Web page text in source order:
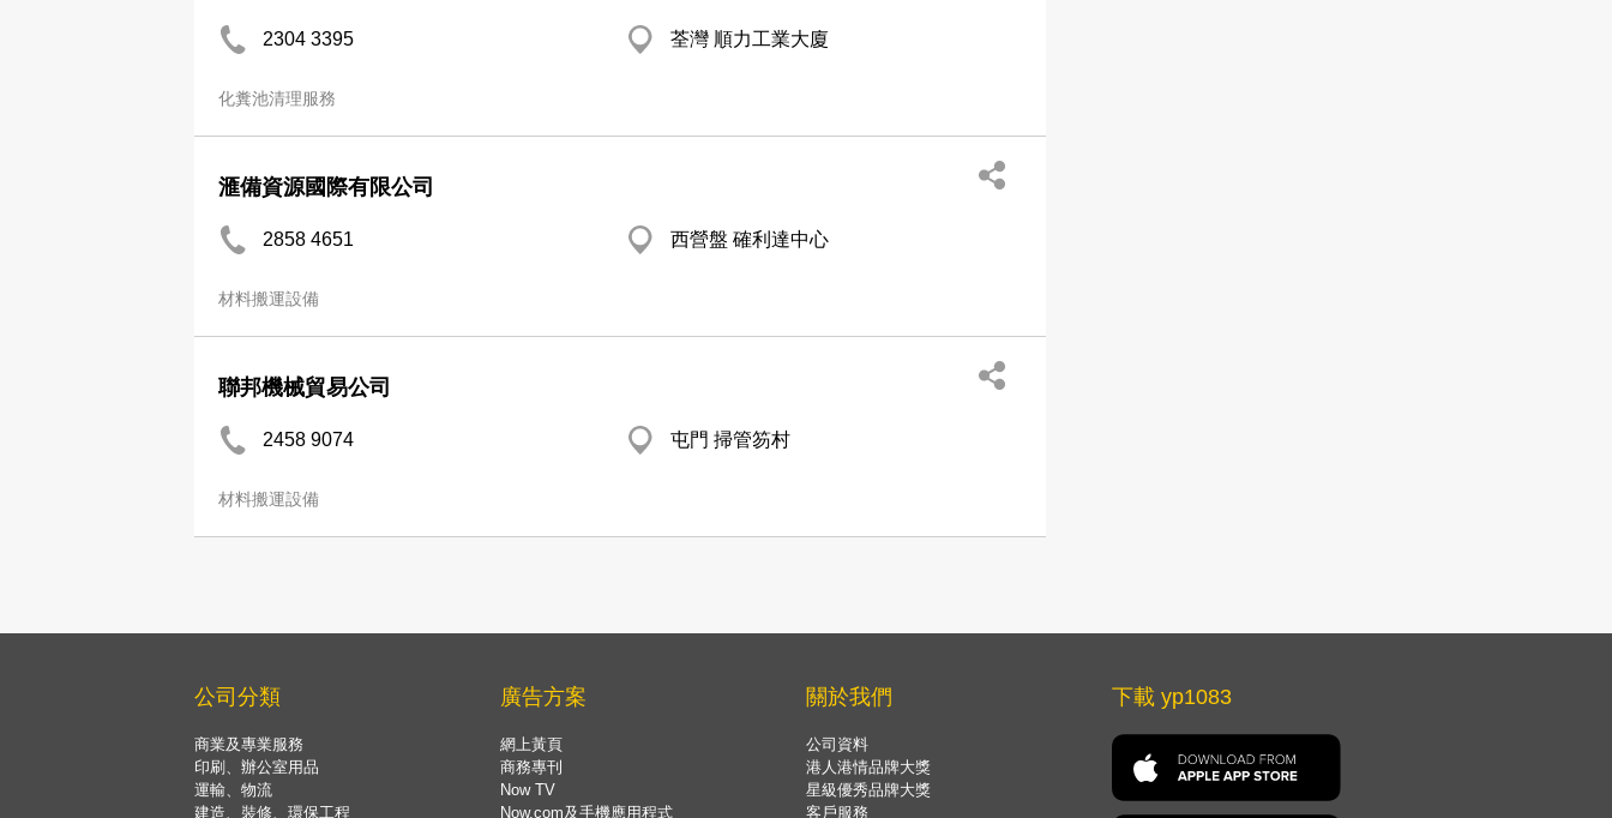
2304 3395 荃灣 順力工業大廈
化糞池清理服務
滙備資源國際有限公司
2858 4651 西營盤 確利達中心
材料搬運設備
聯邦機械貿易公司
2458 9074 屯門 掃管笏村
材料搬運設備
公司分類
商業及專業服務
印刷、辦公室用品
運輸、物流
建造、裝修、環保工程
廣告方案
網上黃頁
商務專刊
Now TV
Now.com及手機應用程式
關於我們
公司資料
港人港情品牌大獎
星級優秀品牌大獎
客戶服務
下載 yp1083